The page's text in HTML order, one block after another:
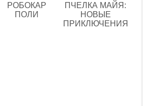
РОБОКАР
ПОЛИ
ПЧЕЛКА МАЙЯ:
НОВЫЕ
ПРИКЛЮЧЕНИЯ